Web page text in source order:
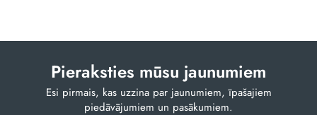
Pieraksties mūsu jaunumiem
Esi pirmais, kas uzzina par jaunumiem, īpašajiem
piedāvājumiem un pasākumiem.